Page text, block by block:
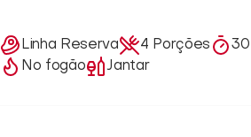
Linha Reserva 4 Porções
No fogão
Jantar